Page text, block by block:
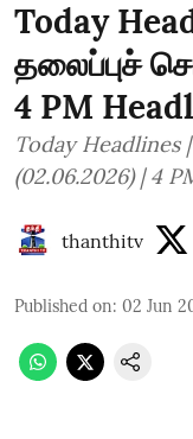
Today
தலைப்புச்
4 PM
Today
(02.06.2026) | 4
thanthitv
Published on: 02 Jun